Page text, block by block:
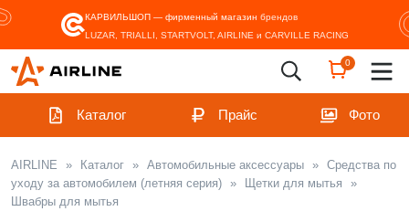
КАРВИЛЬШОП — фирменный магазин брендов
LUZAR, TRIALLI, STARTVOLT, AIRLINE и CARVILLE RACING
0
Каталог Прайс Фото
AIRLINE » Каталог » Автомобильные аксессуары » Средства по
уходу за автомобилем (летняя серия) » Щетки для мытья
»
Швабры для мытья